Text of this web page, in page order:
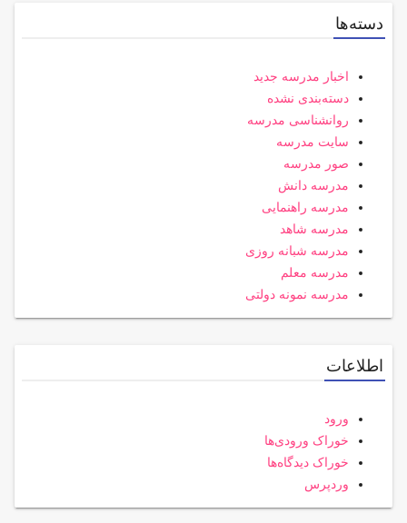
دسته‌ها
اخبار مدرسه جدید
دسته‌بندی نشده
روانشناسی مدرسه
سایت مدرسه
صور مدرسه
مدرسه دانش
مدرسه راهنمایی
مدرسه شاهد
مدرسه شبانه روزی
مدرسه معلم
مدرسه نمونه دولتی
اطلاعات
ورود
خوراک ورودی‌ها
خوراک دیدگاه‌ها
وردپرس